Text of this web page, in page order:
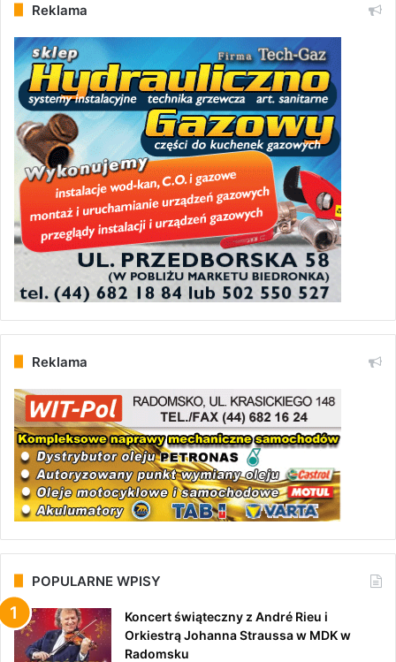
Reklama
Reklama
POPULARNE WPISY
Koncert świąteczny z André Rieu i
Orkiestrą Johanna Straussa w MDK w
Radomsku